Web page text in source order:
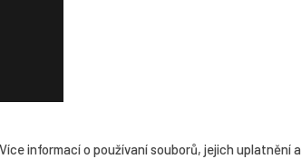
informací o používaní souborů, jejich